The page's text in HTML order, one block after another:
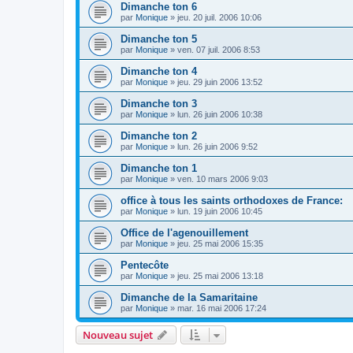
Dimanche ton 6
par Monique » jeu. 20 juil. 2006 10:06
Dimanche ton 5
par Monique » ven. 07 juil. 2006 8:53
Dimanche ton 4
par Monique » jeu. 29 juin 2006 13:52
Dimanche ton 3
par Monique » lun. 26 juin 2006 10:38
Dimanche ton 2
par Monique » lun. 26 juin 2006 9:52
Dimanche ton 1
par Monique » ven. 10 mars 2006 9:03
office à tous les saints orthodoxes de France:
par Monique » lun. 19 juin 2006 10:45
Office de l'agenouillement
par Monique » jeu. 25 mai 2006 15:35
Pentecôte
par Monique » jeu. 25 mai 2006 13:18
Dimanche de la Samaritaine
par Monique » mar. 16 mai 2006 17:24
Nouveau sujet